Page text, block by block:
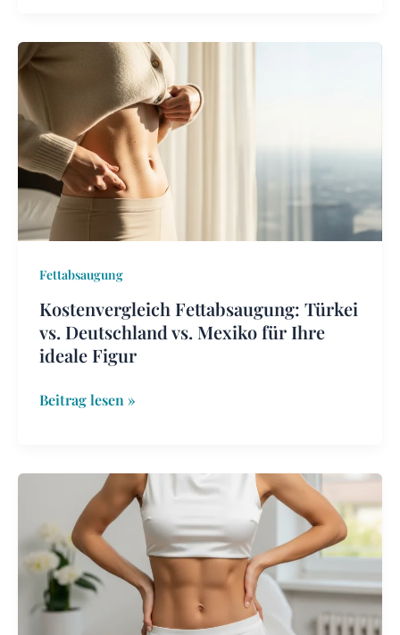
Fettabsaugung
Kostenvergleich Fettabsaugung: Türkei
vs. Deutschland vs. Mexiko für Ihre
ideale Figur
Kostenvergleich
Fettabsaugung:
Türkei
vs.
Deutschland
vs.
Mexiko
für
Ihre
Figur
Beitrag lesen »
Fettabsaugung:
Deutschland
vs.
Türkei